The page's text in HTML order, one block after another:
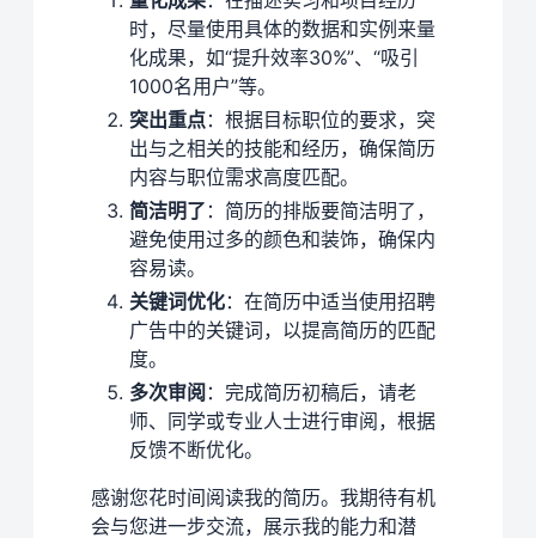
时，尽量使用具体的数据和实例来量
化成果，如“提升效率30%”、“吸引
1000名用户”等。
突出重点：根据目标职位的要求，突
出与之相关的技能和经历，确保简历
内容与职位需求高度匹配。
简洁明了 ：简历的排版要简洁明了，
避免使用过多的颜色和装饰，确保内
容易读。
关键词优化：在简历中适当使用招聘
广告中的关键词，以提高简历的匹配
度。
多次审阅 ：完成简历初稿后，请老
师、同学或专业人士进行审阅，根据
反馈不断优化。
感谢您花时间阅读我的简历。我期待有机
会与您进一步交流，展示我的能力和潜